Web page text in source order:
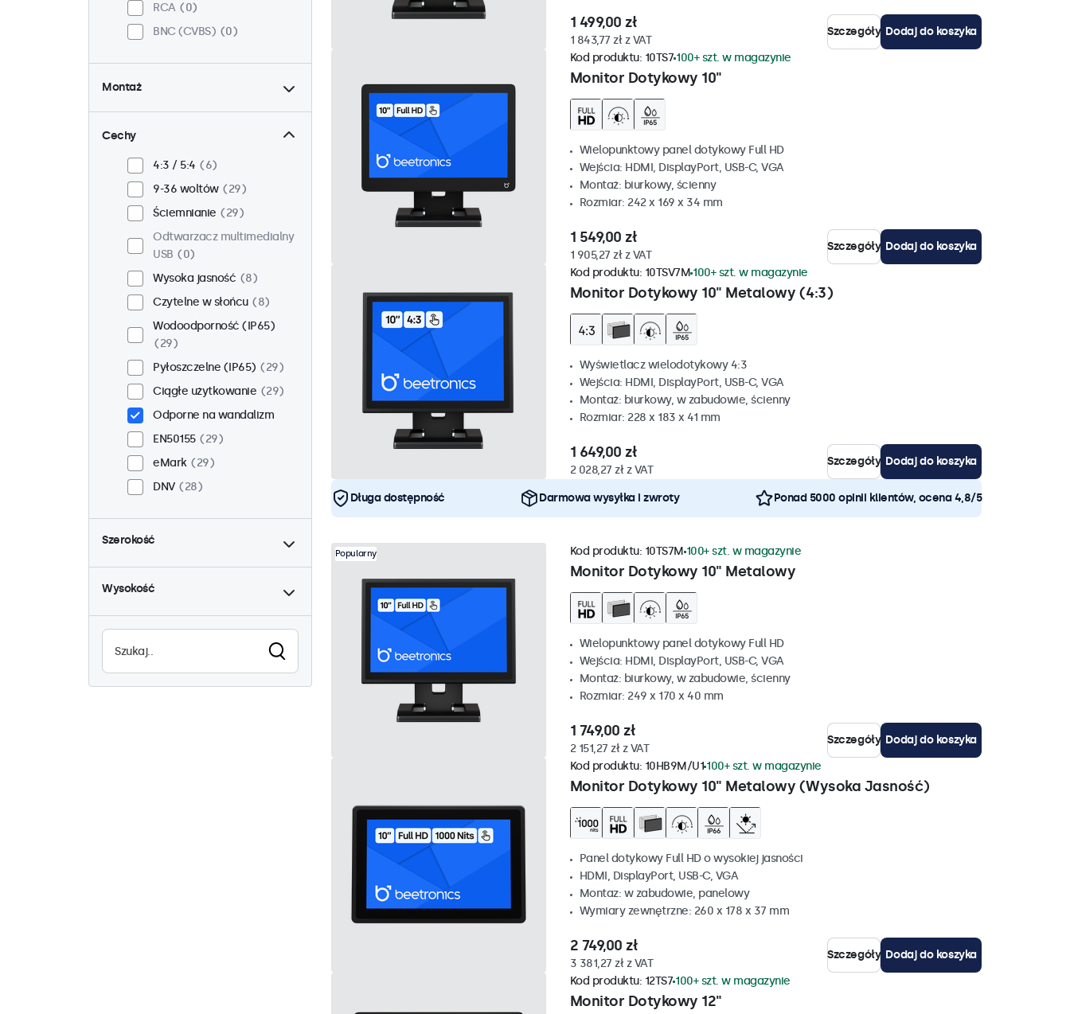
RCA
0
BNC (CVBS)
0
Montaż
Biurkowy
21
Panelowy
8
W zabudowie
25
Stojak 19 cali
16
VESA 75 x 75
VESA 100 x 100
Cechy
4:3 / 5:4
6
9-36 woltów
29
Ściemnianie
29
Odtwarzacz multimedialny
USB
0
Wysoka jasność
8
Czytelne w słońcu
8
Wodoodporność (IP65)
29
Pyłoszczelne (IP65)
29
Ciągłe użytkowanie
29
Odporne na wandalizm
EN50155
29
eMark
29
DNV
28
Szerokość
Wysokość
1 499,00 zł
1 843,77 zł z VAT
Szczegóły Dodaj do koszyka
Monitor Dotykowy 10"
Kod produktu: 10TS7 100+ szt. w magazynie
Wielopunktowy panel dotykowy Full HD
Wejścia: HDMI, DisplayPort, USB-C, VGA
Montaż: biurkowy, ścienny
Rozmiar: 242 x 169 x 34 mm
1 549,00 zł
1 905,27 zł z VAT
Szczegóły Dodaj do koszyka
Monitor Dotykowy 10" Metalowy (4:3)
Kod produktu: 10TSV7M 100+ szt. w magazynie
Wyświetlacz wielodotykowy 4:3
Wejścia: HDMI, DisplayPort, USB-C, VGA
Montaż: biurkowy, w zabudowie, ścienny
Rozmiar: 228 x 183 x 41 mm
1 649,00 zł
2 028,27 zł z VAT
Szczegóły Dodaj do koszyka
Długa dostępność Darmowa wysyłka i zwroty Ponad 5000 opinii klientów, ocena 4,8/5
Popularny
Monitor Dotykowy 10" Metalowy
Kod produktu: 10TS7M 100+ szt. w magazynie
Wielopunktowy panel dotykowy Full HD
Wejścia: HDMI, DisplayPort, USB-C, VGA
Montaż: biurkowy, w zabudowie, ścienny
Rozmiar: 249 x 170 x 40 mm
1 749,00 zł
2 151,27 zł z VAT
Szczegóły Dodaj do koszyka
Monitor Dotykowy 10" Metalowy (Wysoka Jasność)
Kod produktu: 10HB9M/U1 100+ szt. w magazynie
Panel dotykowy Full HD o wysokiej jasności
HDMI, DisplayPort, USB-C, VGA
Montaz: w zabudowie, panelowy
Wymiary zewnętrzne: 260 x 178 x 37 mm
2 749,00 zł
3 381,27 zł z VAT
Szczegóły Dodaj do koszyka
Monitor Dotykowy 12"
Kod produktu: 12TS7 100+ szt. w magazynie